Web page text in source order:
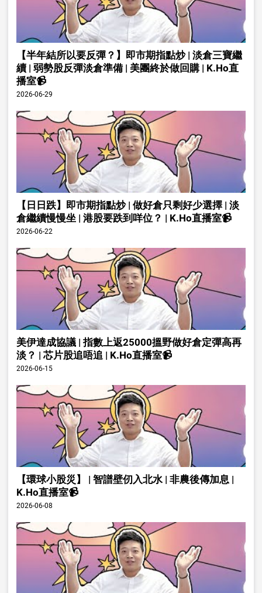
【半年結所以要反彈？】即市期指點炒 | 淡倉三寶繼
續 | 弱勢股反彈淡倉準備 | 美團終於做回購 | K.Ho直
播室📹
2026-06-29
【日日跌】即市期指點炒 | 做好倉只剩好少選擇 | 淡
倉繼續慢慢坐 | 港股要跌到咩位？ | K.Ho直播室📹
2026-06-22
美伊達成協議 | 指數上返25000搵野做好倉定彈高再
淡？ | 芯片股追唔追 | K.Ho直播室📹
2026-06-15
【環球小股災】 | 智譜壁仞入北水 | 非農後傳加息 |
K.Ho直播室📹
2026-06-08